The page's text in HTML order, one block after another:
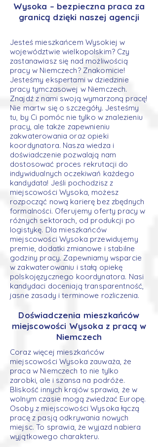
Wysoka – bezpieczna praca za
granicą dzięki naszej agencji
Jesteś mieszkańcem Wysokiej w
województwie wielkopolskim? Czy
zastanawiasz się nad możliwością
pracy w Niemczech? Znakomicie!
Jesteśmy ekspertami w dziedzinie
pracy tymczasowej w Niemczech.
Znajdź z nami swoją wymarzoną pracę!
Nie martw się o szczegóły. Jesteśmy
tu, by Ci pomóc nie tylko w znalezieniu
pracy, ale także zapewnieniu
zakwaterowania oraz opieki
koordynatora. Nasza wiedza i
doświadczenie pozwalają nam
dostosować proces rekrutacji do
indywidualnych oczekiwań każdego
kandydata! Jeśli pochodzisz z
miejscowości Wysoka, możesz
rozpocząć nową karierę bez zbędnych
formalności. Oferujemy oferty pracy w
różnych sektorach, od produkcji po
logistykę. Dla mieszkańców
miejscowości Wysoka przewidujemy
premie, dodatki zmianowe i stabilne
godziny pracy. Zapewniamy wsparcie
w zakwaterowaniu i stałą opiekę
polskojęzycznego koordynatora. Nasi
kandydaci doceniają transparentność,
jasne zasady i terminowe rozliczenia.
Doświadczenia mieszkańców
miejscowości Wysoka z pracą w
Niemczech
Coraz więcej mieszkańców
miejscowości Wysoka zauważa, że
praca w Niemczech to nie tylko
zarobki, ale i szansa na podróże.
Bliskość innych krajów sprawia, że w
wolnym czasie mogą zwiedzać Europę.
Osoby z miejscowości Wysoka łączą
pracę z pasją odkrywania nowych
miejsc. To sprawia, że wyjazd nabiera
wyjątkowego charakteru.